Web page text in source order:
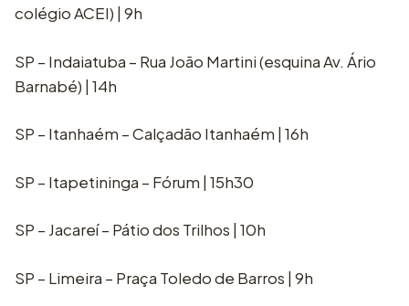
colégio ACEI) | 9h
SP – Indaiatuba – Rua João Martini (esquina Av. Ário
Barnabé) | 14h
SP – Itanhaém – Calçadão Itanhaém | 16h
SP – Itapetininga – Fórum | 15h30
SP – Jacareí – Pátio dos Trilhos | 10h
SP – Limeira – Praça Toledo de Barros | 9h